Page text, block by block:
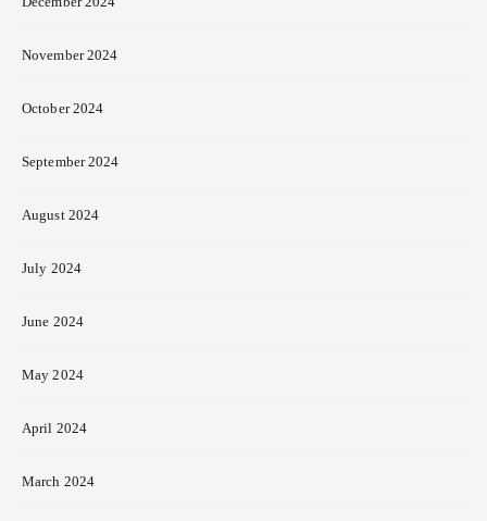
November 2024
October 2024
September 2024
August 2024
July 2024
June 2024
May 2024
April 2024
March 2024